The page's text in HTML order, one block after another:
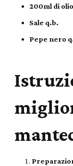
200ml di
Sale q.b.
Pepe nero